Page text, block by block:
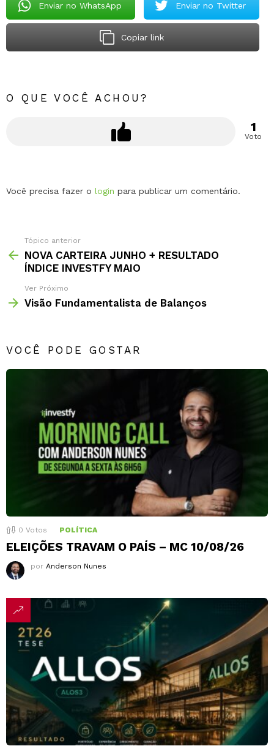
Enviar no WhatsApp Enviar no Twitter
Copiar link
O QUE VOCÊ ACHOU?
1
Voto
Deixe
Você precisa fazer o login para publicar um comentário.
Tópico anterior
NOVA CARTEIRA JUNHO + RESULTADO
ÍNDICE INVESTFY MAIO
Ver Próximo
Visão Fundamentalista de Balanços
VOCÊ PODE GOSTAR
0 Votos POLÍTICA
ELEIÇÕES TRAVAM O PAÍS – MC 10/08/26
por Anderson Nunes